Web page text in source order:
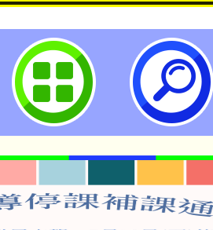
站設計者：徐嘉